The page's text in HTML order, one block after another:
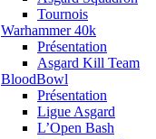
Tournois
Warhammer 40k
Présentation
Asgard Kill Team
BloodBowl
Présentation
Ligue Asgard
L’Open Bash